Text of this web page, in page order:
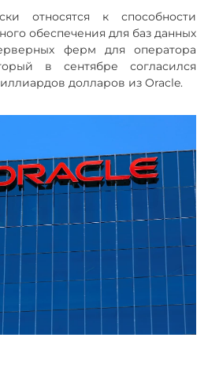
относятся к способности
обеспечения для баз данных
ферм для оператора
в сентябре согласился
долларов из Oracle.